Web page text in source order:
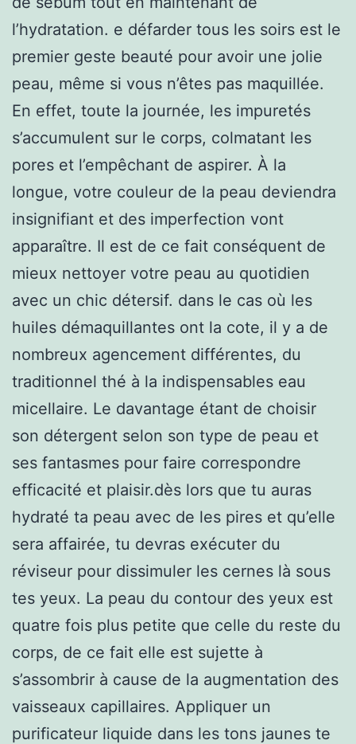
l’hydratation. e défarder tous les soirs est le
premier geste beauté pour avoir une jolie
peau, même si vous n’êtes pas maquillée.
En effet, toute la journée, les impuretés
s’accumulent sur le corps, colmatant les
pores et l’empêchant de aspirer. À la
longue, votre couleur de la peau deviendra
insignifiant et des imperfection vont
apparaître. Il est de ce fait conséquent de
mieux nettoyer votre peau au quotidien
avec un chic détersif. dans le cas où les
huiles démaquillantes ont la cote, il y a de
nombreux agencement différentes, du
traditionnel thé à la indispensables eau
micellaire. Le davantage étant de choisir
son détergent selon son type de peau et
ses fantasmes pour faire correspondre
efficacité et plaisir.dès lors que tu auras
hydraté ta peau avec de les pires et qu’elle
sera affairée, tu devras exécuter du
réviseur pour dissimuler les cernes là sous
tes yeux. La peau du contour des yeux est
quatre fois plus petite que celle du reste du
corps, de ce fait elle est sujette à
s’assombrir à cause de la augmentation des
vaisseaux capillaires. Appliquer un
purificateur liquide dans les tons jaunes te